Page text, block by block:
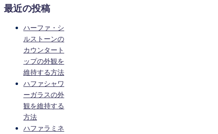
最近の投稿
ハーファ・シ
ルストーンの
カウンタート
ップの外観を
維持する方法
ハファシャワ
ーガラスの外
観を維持する
方法
ハファラミネ